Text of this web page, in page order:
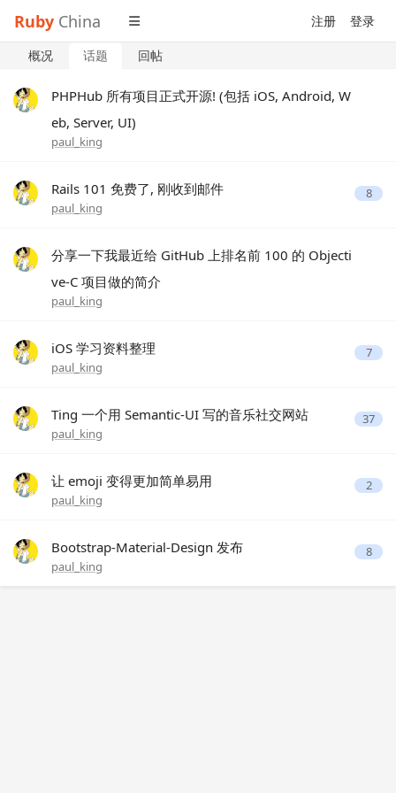
Ruby China 注册 登录
概况 话题 回帖
PHPHub 所有项目正式开源! (包括 iOS, Android, W
eb, Server, UI)
paul_king
Rails 101 免费了, 刚收到邮件
paul_king
8
分享一下我最近给 GitHub 上排名前 100 的 Objecti
ve-C 项目做的简介
paul_king
iOS 学习资料整理
paul_king
7
Ting 一个用 Semantic-UI 写的音乐社交网站
paul_king
37
让 emoji 变得更加简单易用
paul_king
2
Bootstrap-Material-Design 发布
paul_king
8